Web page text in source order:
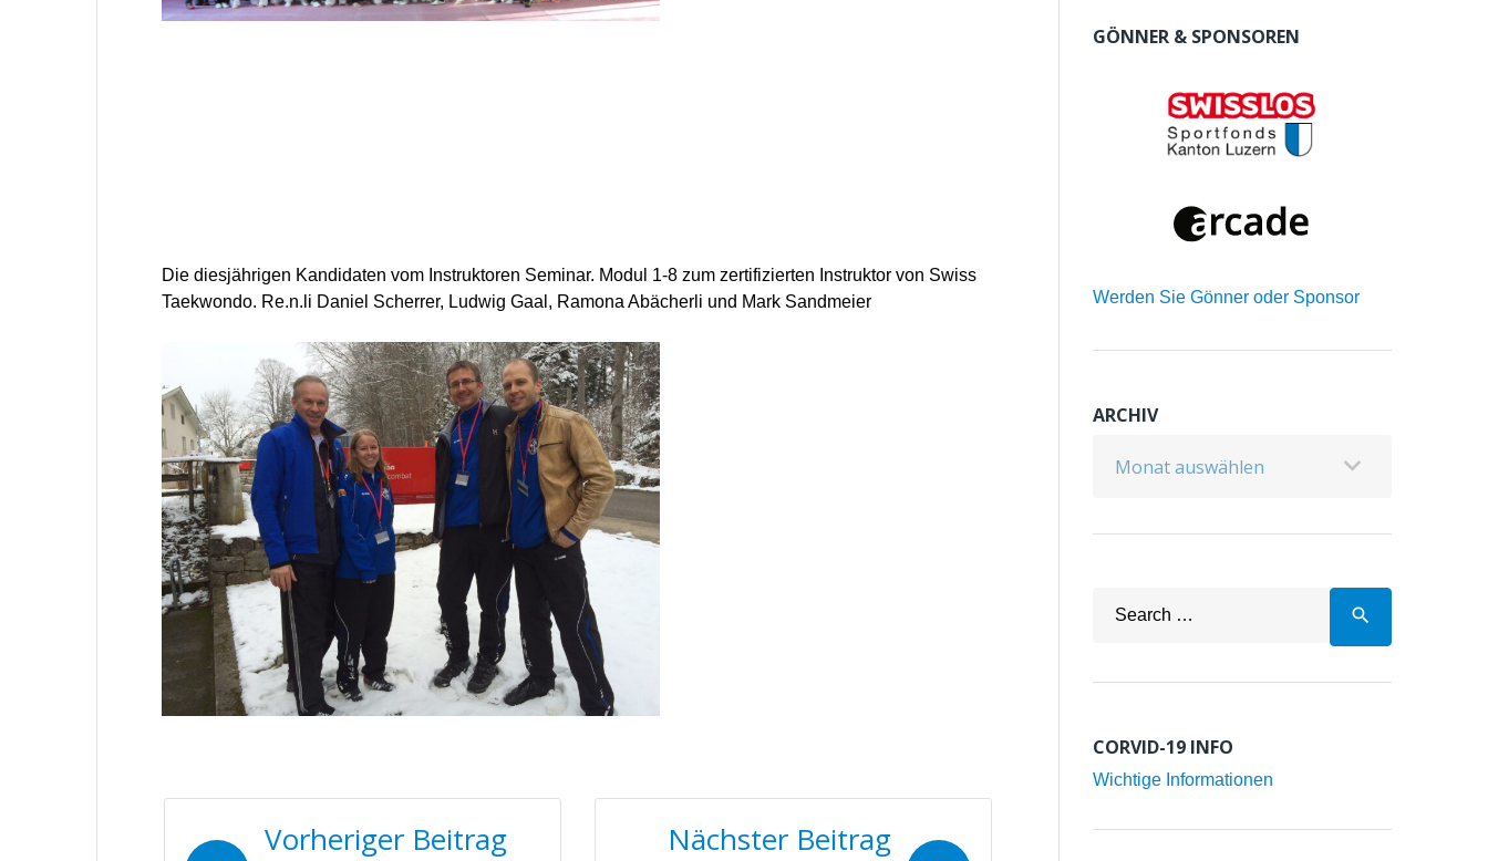
Die diesjährigen Kandidaten vom Instruktoren Seminar. Modul 1-8 zum zertifizierten Instruktor von Swiss
Taekwondo. Re.n.li Daniel Scherrer, Ludwig Gaal, Ramona Abächerli und Mark Sandmeier
Vorheriger Beitrag Nächster Beitrag
GÖNNER & SPONSOREN
Werden Sie Gönner oder Sponsor
ARCHIV
search
CORVID-19 INFO
Wichtige Informationen